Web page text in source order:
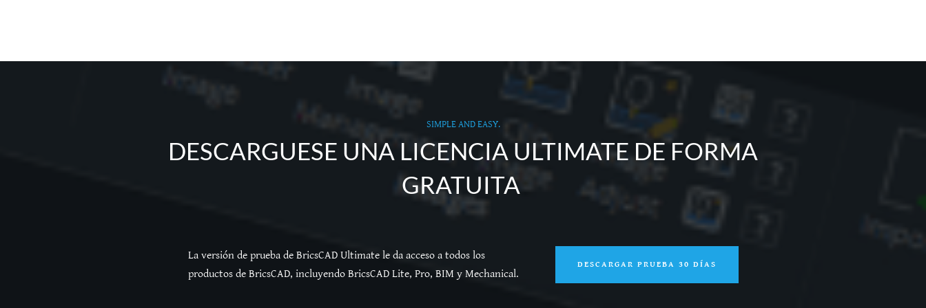
SIMPLE AND EASY.
DESCARGUESE UNA LICENCIA ULTIMATE DE FORMA
GRATUITA
La versión de prueba de BricsCAD Ultimate le da acceso a todos los
productos de BricsCAD, incluyendo BricsCAD Lite, Pro, BIM y Mechanical.
DESCARGAR PRUEBA 30 DÍAS